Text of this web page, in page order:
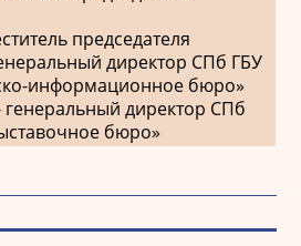
председателя
директор СПб ГБУ
информационное бюро»
директор СПб
бюро»